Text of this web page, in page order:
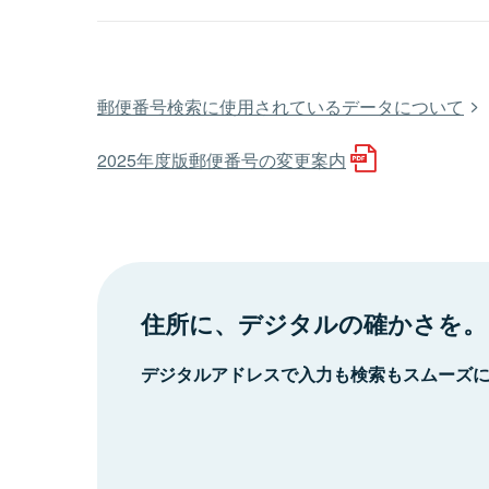
郵便番号検索に使用されているデータについて
2025年度版郵便番号の変更案内
住所に、デジタルの確かさを。
デジタルアドレスで入力も検索もスムーズ